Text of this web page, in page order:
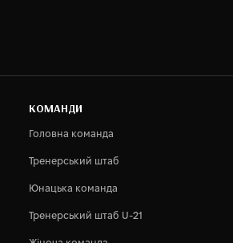
КОМАНДИ
Головна команда
Тренерський штаб
Юнацька команда
Тренерський штаб U-21